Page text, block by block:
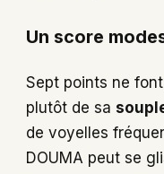
Un score
Sept points ne
plutôt de sa
de voyelles
DOUMA peut se